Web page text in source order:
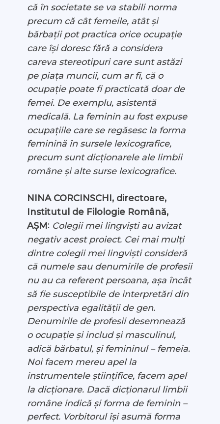
că în societate se va stabili norma
precum că cât femeile, atât și
bărbații pot practica orice ocupație
care își doresc fără a considera
careva stereotipuri care sunt astăzi
pe piața muncii, cum ar fi, că o
ocupație poate fi practicată doar de
femei. De exemplu, asistentă
medicală. La feminin au fost expuse
ocupațiile care se regăsesc la forma
feminină în sursele lexicografice,
precum sunt dicționarele ale limbii
române și alte surse lexicografice.
NINA CORCINSCHI, directoare,
Institutul de Filologie Română,
AȘM: Colegii mei lingviști au avizat
negativ acest proiect. Cei mai mulți
dintre colegii mei lingviști consideră
că numele sau denumirile de profesii
nu au ca referent persoana, așa încât
să fie susceptibile de interpretări din
perspectiva egalității de gen.
Denumirile de profesii desemnează
o ocupație și includ și masculinul,
adică bărbatul, și femininul – femeia.
Noi facem mereu apel la
instrumentele științifice, facem apel
la dicționare. Dacă dicționarul limbii
române indică și forma de feminin –
perfect. Vorbitorul își asumă forma